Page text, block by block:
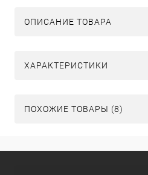
ОПИСАНИЕ ТОВАРА
ХАРАКТЕРИСТИКИ
ПОХОЖИЕ ТОВАРЫ (8)